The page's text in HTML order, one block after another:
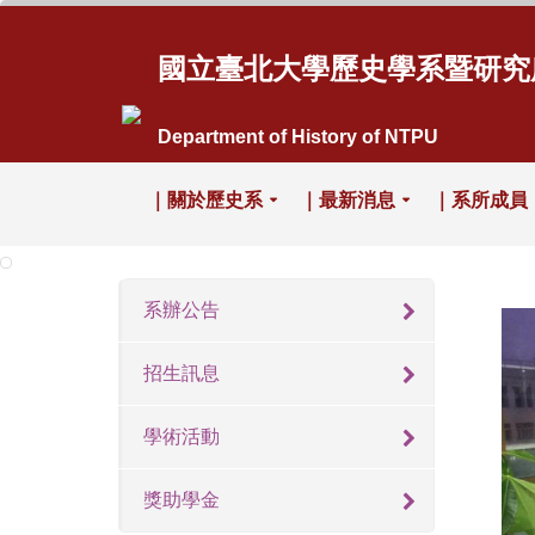
國立臺北大學歷史學系暨研
Department of History of NTPU
｜關於歷史系 ｜最新消息 ｜系所成員
系辦公告
招生訊息
學術活動
獎助學金